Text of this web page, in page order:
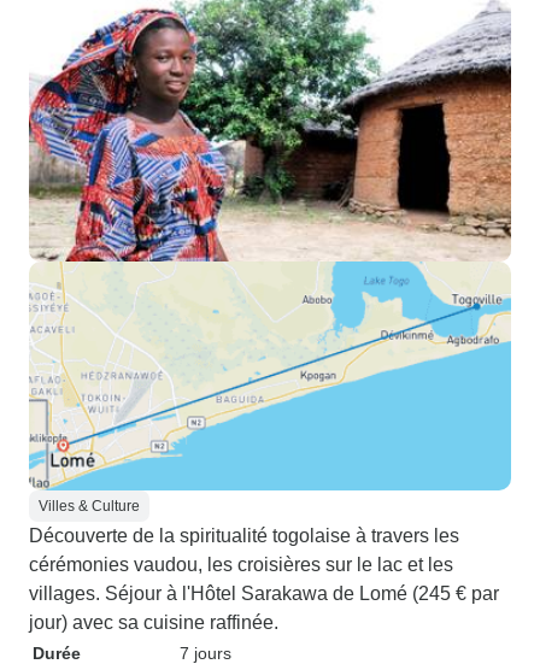
Villes & Culture
Découverte de la spiritualité togolaise à travers les
cérémonies vaudou, les croisières sur le lac et les
villages. Séjour à l'Hôtel Sarakawa de Lomé (245 € par
jour) avec sa cuisine raffinée.
Durée
7 jours